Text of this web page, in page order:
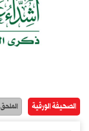
الصحيفة الورقية الملحق